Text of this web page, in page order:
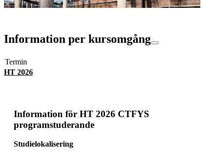
Information per kursomgång
Termin
HT 2026
Information för HT 2026 CTFYS
programstuderande
Studielokalisering